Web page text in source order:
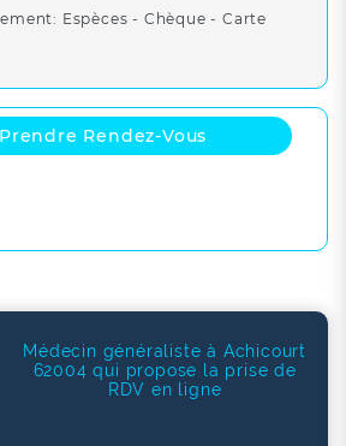
Espèces - Chèque - Carte
Prendre Rendez-Vous
Médecin généraliste à Achicourt
62004 qui propose la prise de
RDV en ligne